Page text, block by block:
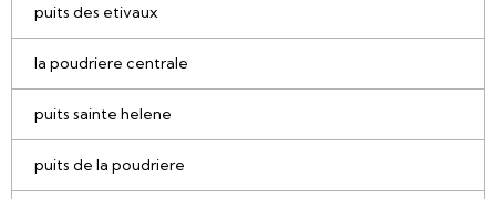
puits des etivaux
la poudriere centrale
puits sainte helene
puits de la poudriere